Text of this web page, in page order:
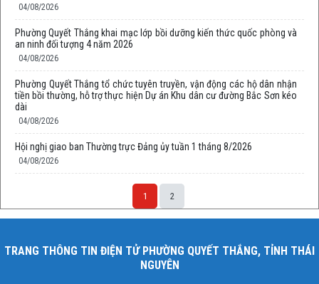
04/08/2026
Phường Quyết Thắng khai mạc lớp bồi dưỡng kiến thức quốc phòng và
an ninh đối tượng 4 năm 2026
04/08/2026
Phường Quyết Thắng tổ chức tuyên truyền, vận động các hộ dân nhận
tiền bồi thường, hỗ trợ thực hiện Dự án Khu dân cư đường Bắc Sơn kéo
dài
04/08/2026
Hội nghị giao ban Thường trực Đảng ủy tuần 1 tháng 8/2026
04/08/2026
1 2
TRANG THÔNG TIN ĐIỆN TỬ PHƯỜNG QUYẾT THẮNG, TỈNH THÁI
NGUYÊN